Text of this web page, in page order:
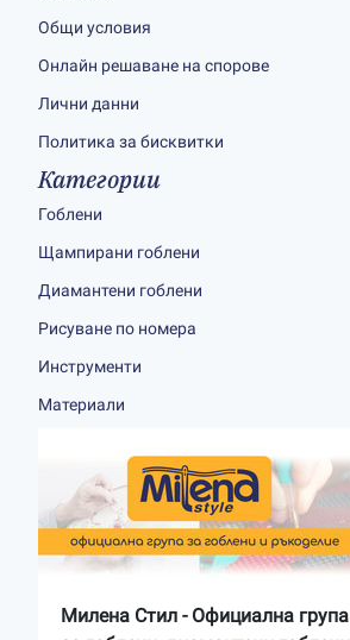
Общи условия
Онлайн решаване на спорове
Лични данни
Политика за бисквитки
Категории
Гоблени
Щампирани гоблени
Диамантени гоблени
Рисуване по номера
Инструменти
Материали
Милена Стил - Официална група